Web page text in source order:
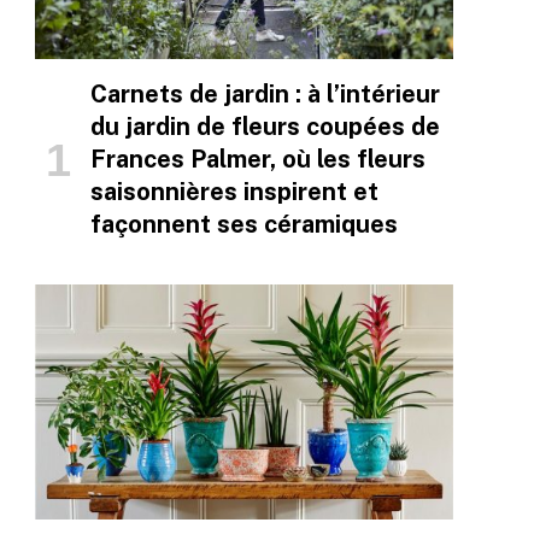
Carnets de jardin : à l’intérieur
du jardin de fleurs coupées de
Frances Palmer, où les fleurs
saisonnières inspirent et
façonnent ses céramiques